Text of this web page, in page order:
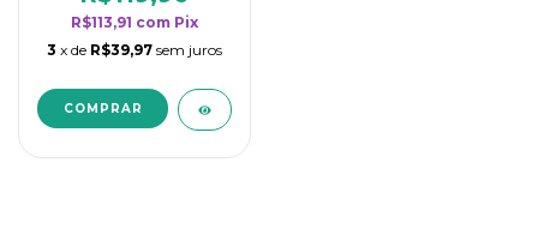
R$113,91 com Pix
3 x de R$39,97 sem juros